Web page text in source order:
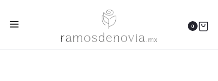
0
Bouquet de rosas moradas y vino 1089